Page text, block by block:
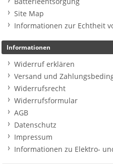
Site Map
Informationen zur Echtheit
Informationen
Widerruf erklären
Versand und
Widerrufsrecht
Widerrufsformular
AGB
Datenschutz
Impressum
Informationen zu Elektro-